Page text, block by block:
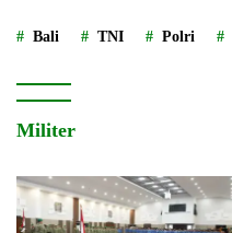
Bali TNI Polri
Militer